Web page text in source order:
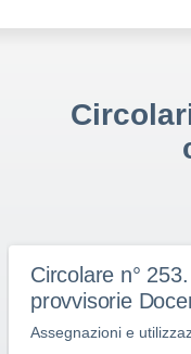
Circolare n°
provvisorie
Assegnazioni e